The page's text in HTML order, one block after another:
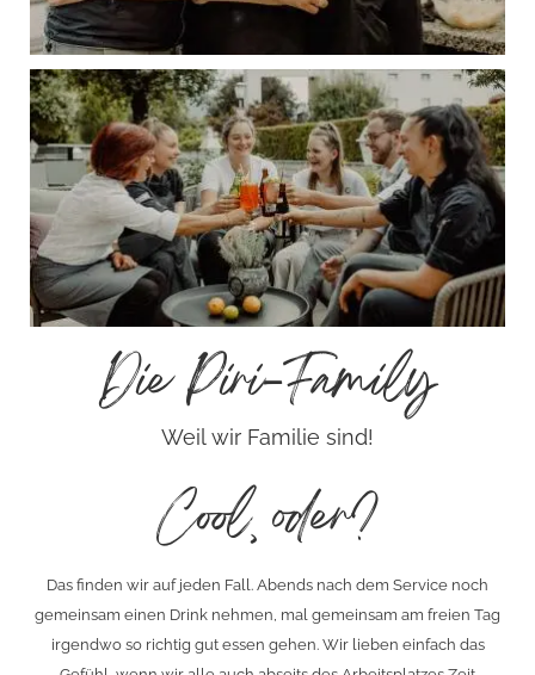
Die Piri-Family
Weil wir Familie sind!
Cool, oder?
Das finden wir auf jeden Fall. Abends nach dem Service noch
gemeinsam einen Drink nehmen, mal gemeinsam am freien Tag
irgendwo so richtig gut essen gehen. Wir lieben einfach das